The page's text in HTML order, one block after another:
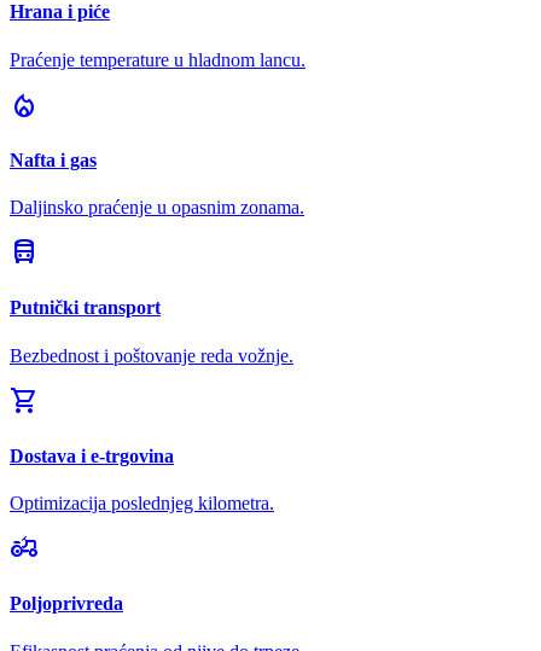
Hrana i piće
Praćenje temperature u hladnom lancu.
local_fire_department
Nafta i gas
Daljinsko praćenje u opasnim zonama.
directions_bus
Putnički transport
Bezbednost i poštovanje reda vožnje.
shopping_cart
Dostava i e-trgovina
Optimizacija poslednjeg kilometra.
agriculture
Poljoprivreda